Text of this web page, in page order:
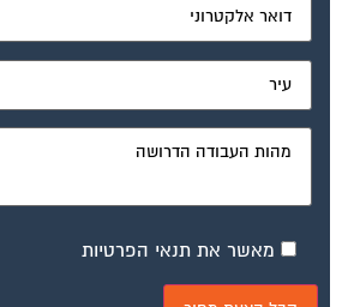
מאשר את תנאי הפרטיות